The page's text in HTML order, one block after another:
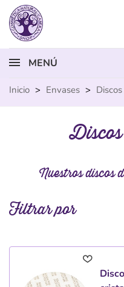
MENÚ
Inicio > Envases >
Nuestros discos
Filtrar por